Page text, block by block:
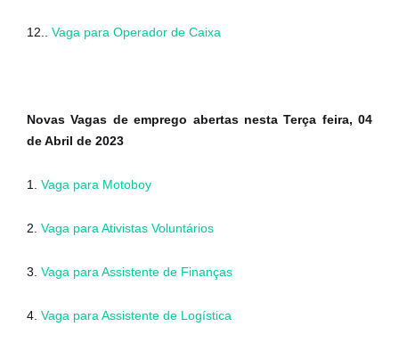
12.. Vaga para Operador de Caixa
Novas Vagas de emprego abertas nesta Terça feira, 04
de Abril de 2023
1. Vaga para Motoboy
2. Vaga para Ativistas Voluntários
3. Vaga para Assistente de Finanças
4. Vaga para Assistente de Logística